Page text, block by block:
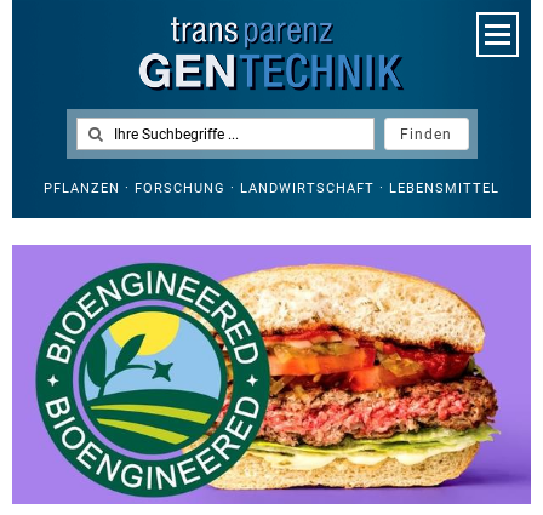
PFLANZEN · FORSCHUNG · LANDWIRTSCHAFT · LEBENSMITTEL